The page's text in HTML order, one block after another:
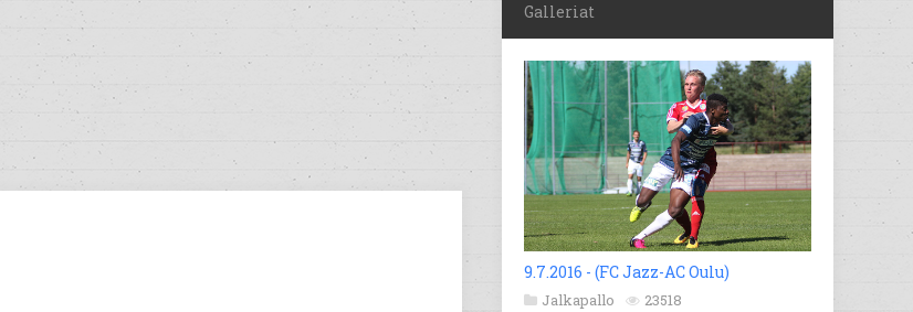
Galleriat
9.7.2016 - (FC Jazz-AC Oulu)
Jalkapallo 23518